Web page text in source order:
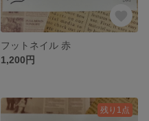
フットネイル 赤
1,200円
残り1点